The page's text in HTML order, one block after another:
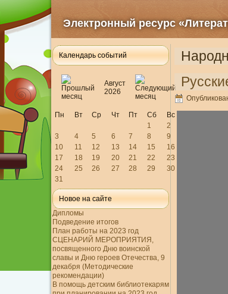
Электронный ресурс
Календарь событий
Август
2026
Пн Вт Ср Чт Пт Сб
Вс
1
2
3
4 5 6 7 8
9
10
11 12 13 14 15
16
17
18 19 20 21 22
23
24
25 26 27 28 29
30
31
Новое на сайте
Дипломы
Подведение итогов
План работы на 2023 год
СЦЕНАРИЙ МЕРОПРИЯТИЯ,
посвященного Дню воинской
славы и Дню героев Отечества, 9
декабря (Методические
рекомендации)
В помощь детским библиотекарям